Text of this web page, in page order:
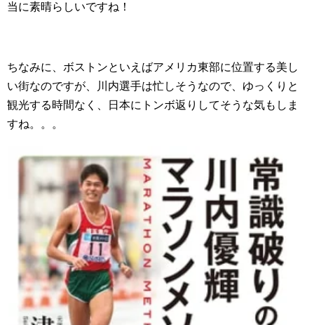
当に素晴らしいですね！
ちなみに、ボストンといえばアメリカ東部に位置する美し
い街なのですが、川内選手は忙しそうなので、ゆっくりと
観光する時間なく、日本にトンボ返りしてそうな気もしま
すね。。。